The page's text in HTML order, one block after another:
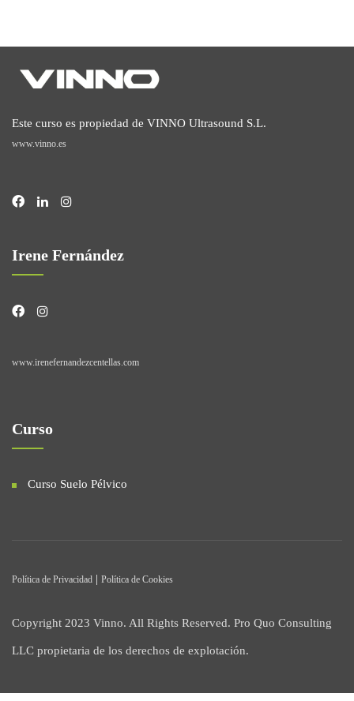
Este curso es propiedad de VINNO Ultrasound S.L.
www.vinno.es
Irene Fernández
www.irenefernandezcentellas.com
Curso
Curso Suelo Pélvico
Copyright 2023 Vinno. All Rights Reserved. Pro Quo Consulting
LLC propietaria de los derechos de explotación.
Política de Privacidad | Política de Cookies